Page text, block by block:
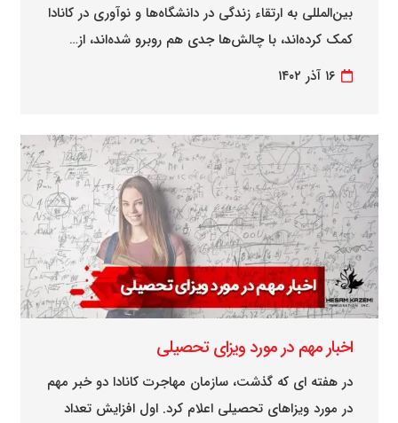
بین‌المللی به ارتقاء زندگی در دانشگاه‌ها و نوآوری در کانادا
کمک کرده‌اند، با چالش‌ها جدی هم روبرو شده‌اند، از…
۱۶ آذر ۱۴۰۲
اخبار مهم در مورد ویزای تحصیلی
در هفته ای که گذشت، سازمان مهاجرت کانادا دو خبر مهم
در مورد ویزاهای تحصیلی اعلام کرد. اول افزایش تعداد